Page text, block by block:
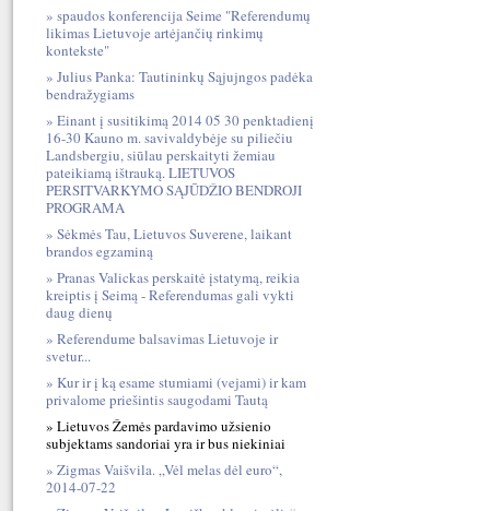
spaudos konferencija Seime "Referendumų
likimas Lietuvoje artėjančių rinkimų
kontekste"
Julius Panka: Tautininkų Sąjujngos padėka
bendražygiams
Einant į susitikimą 2014 05 30 penktadienį
16-30 Kauno m. savivaldybėje su piliečiu
Landsbergiu, siūlau perskaityti žemiau
pateikiamą ištrauką. LIETUVOS
PERSITVARKYMO SĄJŪDŽIO BENDROJI
PROGRAMA
Sėkmės Tau, Lietuvos Suverene, laikant
brandos egzaminą
Pranas Valickas perskaitė įstatymą, reikia
kreiptis į Seimą - Referendumas gali vykti
daug dienų
Referendume balsavimas Lietuvoje ir
svetur...
Kur ir į ką esame stumiami (vejami) ir kam
privalome priešintis saugodami Tautą
Lietuvos Žemės pardavimo užsienio
subjektams sandoriai yra ir bus niekiniai
Zigmas Vaišvila. „Vėl melas dėl euro“,
2014-07-22